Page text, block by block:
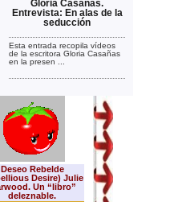
Gloria Casañas.
Entrevista: En alas de la
seducción
Esta entrada recopila vídeos
de la escritora Gloria Casañas
en la presen ...
Deseo Rebelde
Desire) Julie
Un “libro”
deleznable.
Qué leer de